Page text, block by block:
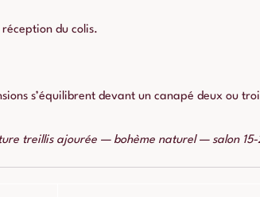
du colis.
s’équilibrent devant un canapé deux ou
treillis ajourée — bohème naturel — salon